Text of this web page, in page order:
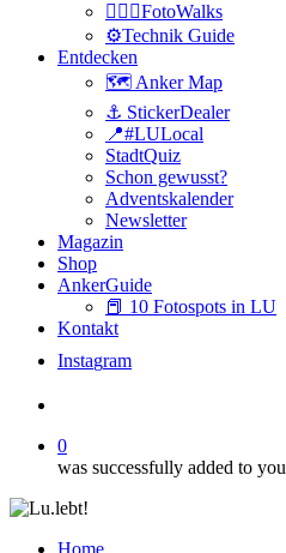
🚶🏻‍♂️FotoWalks
⚙️Technik Guide
Entdecken
🗺️ Anker Map
⚓️ StickerDealer
📍#LULocal
StadtQuiz
Schon gewusst?
Adventskalender
Newsletter
Magazin
Shop
AnkerGuide
📕 10 Fotospots in LU
Kontakt
Instagram
0
was successfully added to
Home